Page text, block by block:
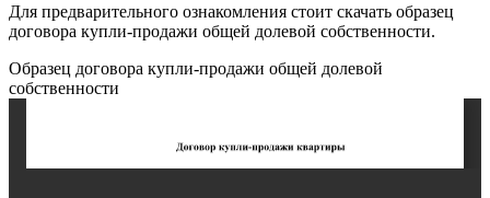
Для предварительного ознакомления стоит скачать образец
договора купли-продажи общей долевой собственности.
Образец договора купли-продажи общей долевой
собственности